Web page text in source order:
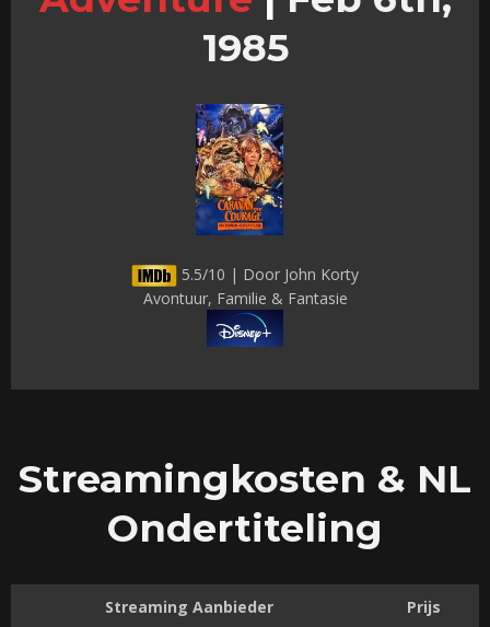
1985
5.5/10 | Door John Korty
Avontuur, Familie & Fantasie
Streamingkosten & NL
Ondertiteling
Streaming Aanbieder Prijs